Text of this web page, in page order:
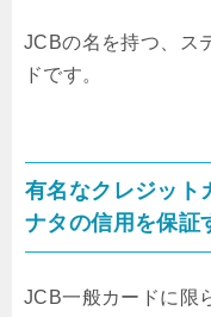
JCBの名を持つ、ス
ドです。
有名なクレジット
ナタの信用を保証
JCB一般カードに限